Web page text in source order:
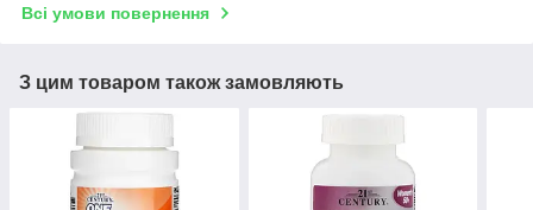
Всі умови повернення
З цим товаром також замовляють